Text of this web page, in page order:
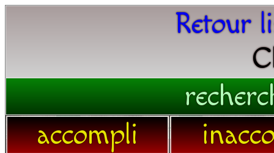
Retour
accompli